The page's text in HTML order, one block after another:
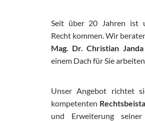
Seit über 20 Jahren ist
Recht kommen. Wir
Mag. Dr. Christian Janda
einem Dach für Sie
Unser Angebot richtet
kompetenten
und Erweiterung